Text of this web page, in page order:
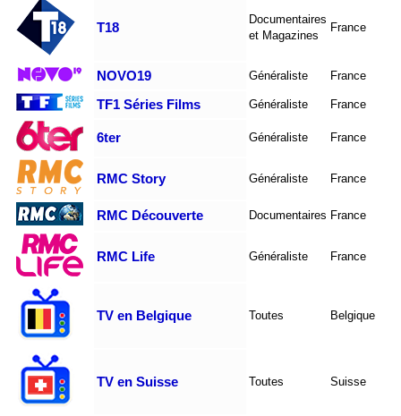
T18
Documentaires
et Magazines
France
NOVO19 Généraliste France
TF1 Séries Films Généraliste France
6ter Généraliste France
RMC Story Généraliste France
RMC Découverte Documentaires France
RMC Life Généraliste France
TV en Belgique Toutes Belgique
TV en Suisse Toutes Suisse